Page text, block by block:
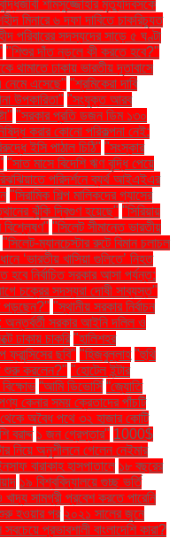
শামসুজ্জোহার মৃত্যুদিবসকে
মিনারে ৬ দফা দাবিতে চাকরিচ্যুত
পরিবারের সদস্যদের সাড়ে ৫ ঘণ্টা
"শিশুর দাঁত নড়লে কী করতে হবে?"
থামাতে ঢাকায় ভারতীয় দূতাবাসে
নেমে এসেছে" "শ্রমিকেরা দাবি
উপকারিতা" "সংযুক্ত আরব
"সরকার প্রতি ডজন ডিম ১৩০
করার কোনো পরিকল্পনা নেই:
ইসি পাঠাল চিঠি" "সংস্কার
"সাত মাসে বিদেশি ঋণ বৃদ্ধি পেয়ে
পরিদর্শনে ব্যর্থ আইএইএর
"সিরামিক শিল্প মালিকদের গ্যাসের
ঝুঁকি দ্বিগুণ হয়েছে" "সিরিয়ায়
বিশ্লেষণ" "সিলেট সীমান্তে ভারতীয়
"সিলেট-ম্যানচেস্টার রুটে বিমান চলাচল
‘ভারতীয় খাসিয়া গু‌লিতে’ নিহত
হবে নির্বাচিত সরকার আসা পর্যন্ত:
চক্রের সদস্যরা দোষী সাব্যস্ত"
পড়ছেন?" "স্থানীয় সরকার নির্বাচন
অন্তর্বর্তী সরকার আইনি দলিল ও
ঢাকায় চাকরি "হালিশহর
ছবি" "হিজবুল্লাহ "হুথি
শুরু করলেন?" "হোটেল ইন্টার
“আমি ডিভোর্সি “জ্যোতি
পণ্য কেনার সময় ক্রেতাদের পাঁচটি
অবৈধ পথে ৩২ হাজার কোটি
বরাদ্দ ১ জন গ্রেপ্তার" 1000$
নিয়ে অনুশীলনে গেলেন নেইমার
বারাকাহ হাসপাতালে ১৮ বছরের
১৯ বিশ্ববিদ্যালয়ে গুচ্ছ ভর্তি
সামগ্রী প্রবেশ করতে পারেনি
হওয়ার পর ২০২১ সালের জুনে
প্রভাবশালী বাংলাদেশি কারা?